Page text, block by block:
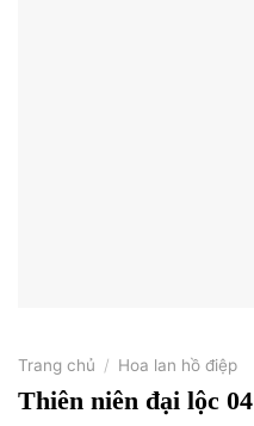
Trang chủ / Hoa lan hồ điệp
Thiên niên đại lộc 04